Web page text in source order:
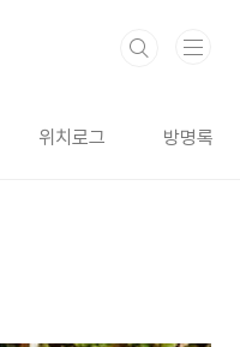
위치로그 방명록